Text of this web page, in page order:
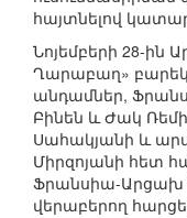
հայտնելով
Նոյեմբերի 28-ին
Ղարաբաղ»
անդամներ,
Բինեն և Ժակ
Սահակյանի և
Միրզոյանի հետ
Ֆրանսիա-Արցախ
վերաբերող